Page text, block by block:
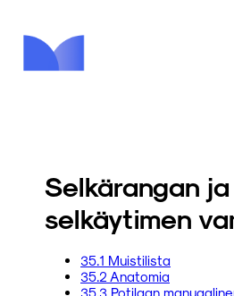
Selkärangan ja
selkäytimen
35.1 Muistilista
35.2 Anatomia
35.3 Potilaan